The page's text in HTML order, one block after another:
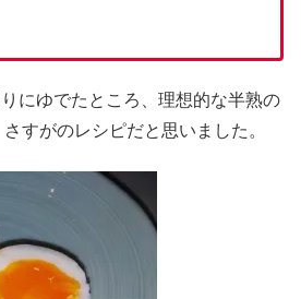
にゆでたところ、理想的な半熟の
すがのレシピだと思いました。